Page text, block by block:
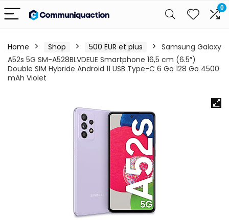
0
Home Shop 500 EUR et plus
Samsung Galaxy
A52s 5G SM-A528BLVDEUE Smartphone 16,5 cm (6.5″)
Double SIM Hybride Android 11 USB Type-C 6 Go 128 Go 4500
mAh Violet